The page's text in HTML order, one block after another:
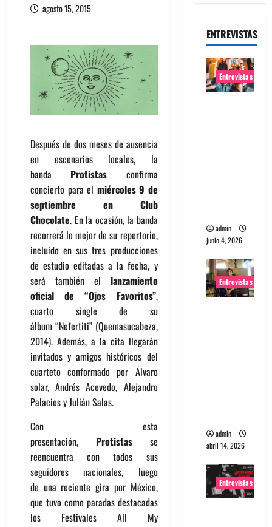
agosto 15, 2015
Después de dos meses de ausencia
en escenarios locales, la
banda Protistas confirma
concierto para el miércoles 9 de
septiembre en Club
Chocolate. En la ocasión, la banda
recorrerá lo mejor de su repertorio,
incluido en sus tres producciones
de estudio editadas a la fecha, y
será también el lanzamiento
oficial de “Ojos Favoritos”,
cuarto single de su
álbum “Nefertiti” (Quemasucabeza,
2014). Además, a la cita llegarán
invitados y amigos históricos del
cuarteto conformado por Álvaro
solar, Andrés Acevedo, Alejandro
Palacios y Julián Salas.
Con esta
presentación, Protistas se
reencuentra con todos sus
seguidores nacionales, luego
de una reciente gira por México,
que tuvo como paradas destacadas
los Festivales All My
ENTREVISTAS
Entrevistas
admin
junio 4, 2026
Entrevistas
admin
abril 14, 2026
Entrevistas